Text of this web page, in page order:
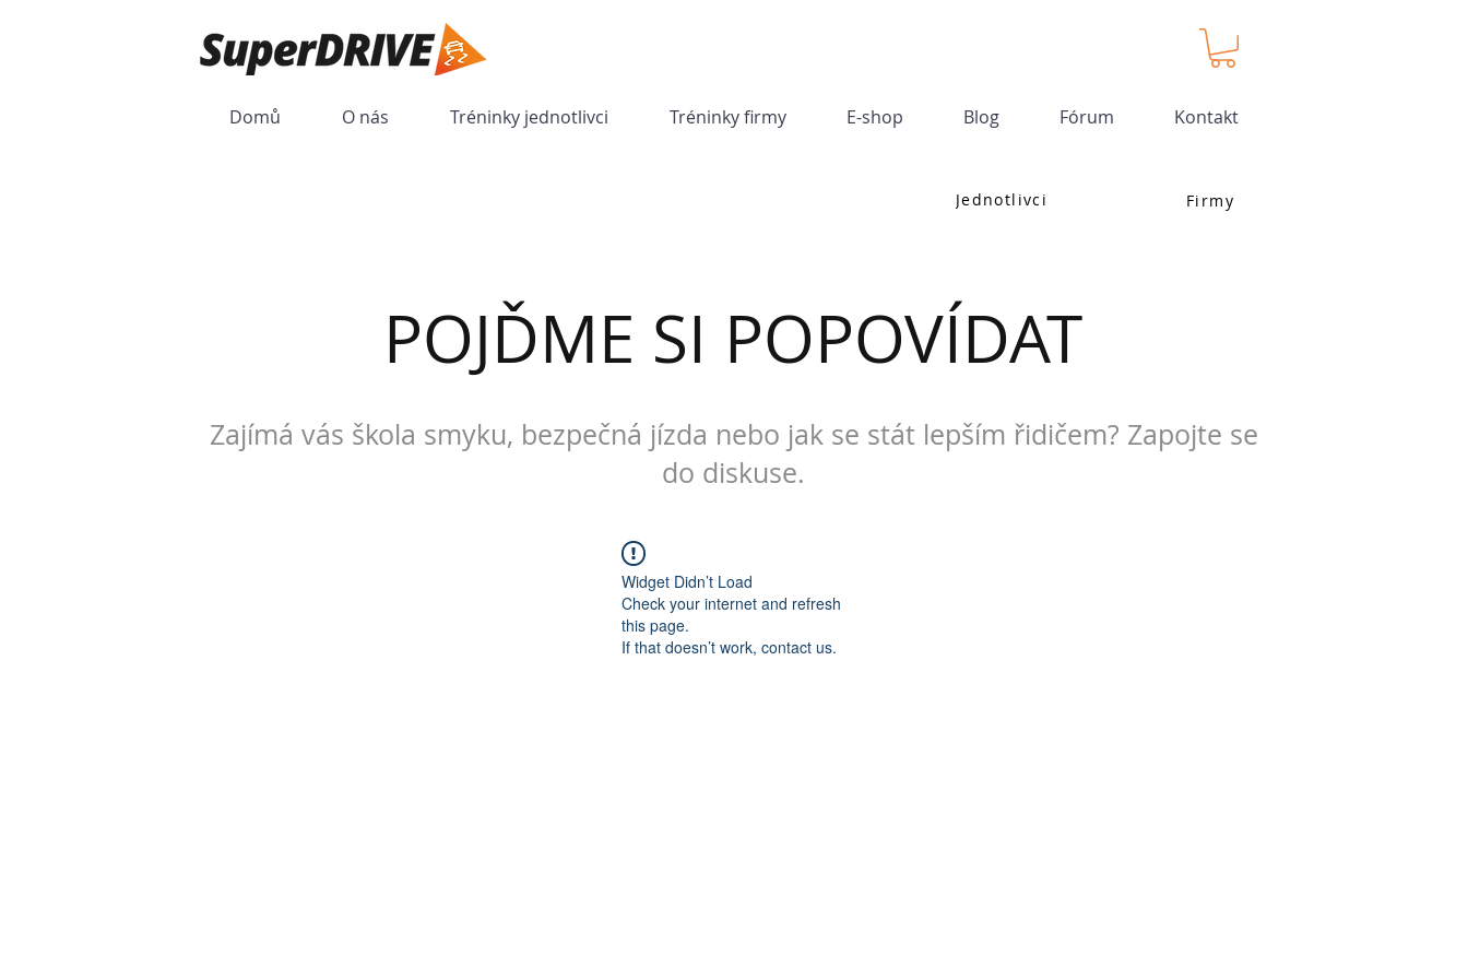
Domů O nás Tréninky jednotlivci Tréninky firmy E-shop Blog Fórum Kontakt
Jednotlivci Firmy
POJĎME SI POPOVÍDAT
Zajímá vás škola smyku, bezpečná jízda nebo jak se stát lepším řidičem? Zapojte se
do diskuse.
Widget Didn’t Load
Check your internet and refresh
this page.
If that doesn’t work, contact us.